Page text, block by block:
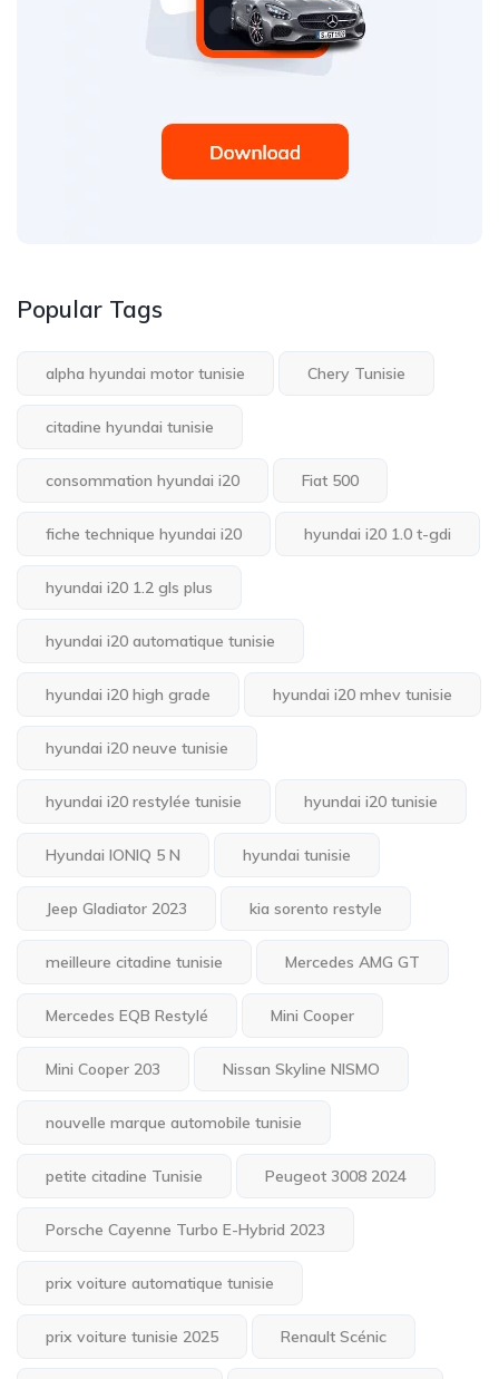
Popular Tags
alpha hyundai motor tunisie Chery Tunisie
citadine hyundai tunisie
consommation hyundai i20 Fiat 500
fiche technique hyundai i20 hyundai i20 1.0 t-gdi
hyundai i20 1.2 gls plus
hyundai i20 automatique tunisie
hyundai i20 high grade hyundai i20 mhev tunisie
hyundai i20 neuve tunisie
hyundai i20 restylée tunisie hyundai i20 tunisie
Hyundai IONIQ 5 N hyundai tunisie
Jeep Gladiator 2023 kia sorento restyle
meilleure citadine tunisie Mercedes AMG GT
Mercedes EQB Restylé Mini Cooper
Mini Cooper 203 Nissan Skyline NISMO
nouvelle marque automobile tunisie
petite citadine Tunisie Peugeot 3008 2024
Porsche Cayenne Turbo E-Hybrid 2023
prix voiture automatique tunisie
prix voiture tunisie 2025 Renault Scénic